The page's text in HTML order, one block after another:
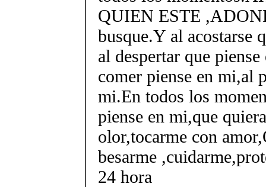
QUIEN ESTE
busque.Y al acostarse
al despertar que
comer piense en mi,al
mi.En todos los
piense en mi,que
olor,tocarme con
besarme
24 hora